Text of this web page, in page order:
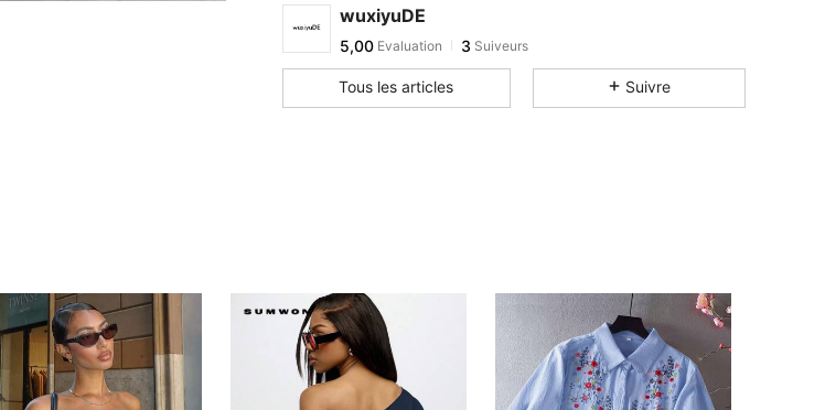
wuxiyuDE
5,00 Evaluation 3 Suiveurs
Tous les articles Suivre